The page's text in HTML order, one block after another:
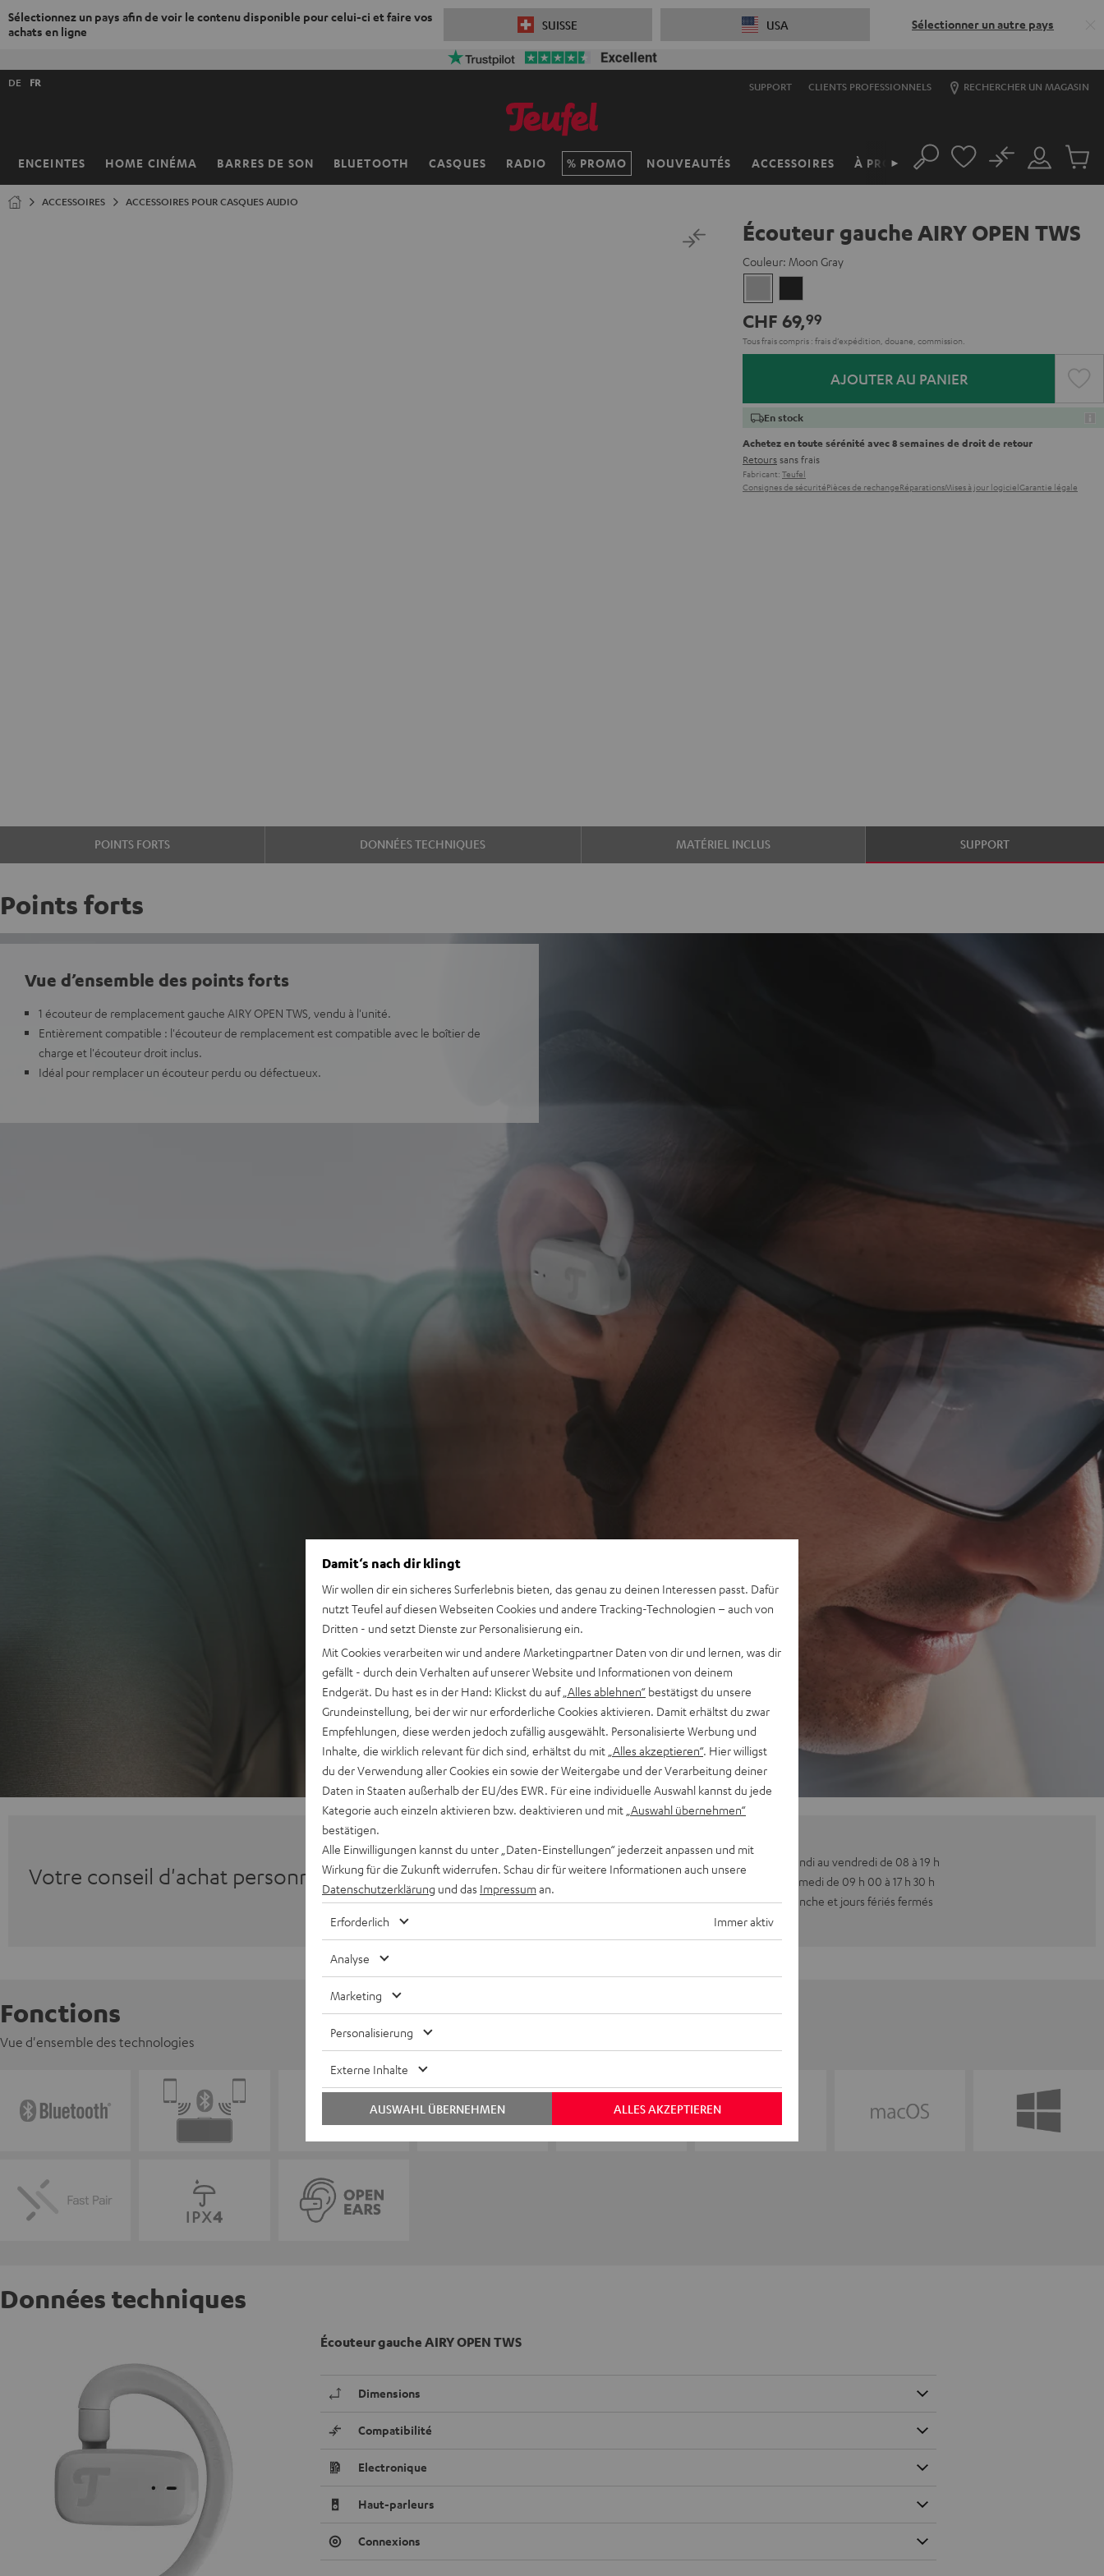
Sélectionnez un pays afin de voir le contenu disponible pour celui-ci et faire vos
achats en ligne
SUISSE USA Sélectionner un autre pays
SUPPORT CLIENTS PROFESSIONNELS RECHERCHER UN MAGASIN
ENCEINTES HOME CINÉMA BARRES DE SON BLUETOOTH CASQUES RADIO PROMO NOUVEAUTÉS ACCESSOIRES À PROPOS
Choisissez
DE FR
►
Page
Rechercher
Mon
compte
No
ACCESSOIRES ACCESSOIRES POUR CASQUES AUDIO
Écouteur gauche AIRY OPEN TWS
Couleur: Moon Gray
Gray
CHF 69,99
Tous frais compris : frais d’expédition, douane, commission.
AJOUTER AU PANIER
En stock
Achetez en toute sérénité avec 8 semaines de droit de retour
Retourssans frais
Fabricant: Teufel
Consignes de sécuritéPièces de rechangeRéparationsMises à jour logicielGarantie légale
POINTS FORTS DONNÉES TECHNIQUES MATÉRIEL INCLUS SUPPORT
Points forts
Vue d’ensemble des points forts
1 écouteur de remplacement gauche AIRY OPEN TWS, vendu à l'unité.
Entièrement compatible : l'écouteur de remplacement est compatible avec le boîtier de
charge et l'écouteur droit inclus.
Idéal pour remplacer un écouteur perdu ou défectueux.
Votre conseil d'achat personnalisé +41 435084083
Du lundi au vendredi de 08 à 19 h
Le samedi de 09 h 00 à 17 h 30 h
Dimanche et jours fériés fermés
Fonctions
Vue d'ensemble des technologies
Données techniques
Écouteur gauche AIRY OPEN TWS
Dimensions
Compatibilité
Electronique
Haut-parleurs
Connexions
Damit‘s nach dir klingt
Wir wollen dir ein sicheres Surferlebnis bieten, das genau zu deinen Interessen passt. Dafür
nutzt Teufel auf diesen Webseiten Cookies und andere Tracking-Technologien – auch von
Dritten - und setzt Dienste zur Personalisierung ein.
Mit Cookies verarbeiten wir und andere Marketingpartner Daten von dir und lernen, was dir
gefällt - durch dein Verhalten auf unserer Website und Informationen von deinem
Endgerät. Du hast es in der Hand: Klickst du auf „Alles ablehnen“ bestätigst du unsere
Grundeinstellung, bei der wir nur erforderliche Cookies aktivieren. Damit erhältst du zwar
Empfehlungen, diese werden jedoch zufällig ausgewählt. Personalisierte Werbung und
Inhalte, die wirklich relevant für dich sind, erhältst du mit „Alles akzeptieren“. Hier willigst
du der Verwendung aller Cookies ein sowie der Weitergabe und der Verarbeitung deiner
Daten in Staaten außerhalb der EU/des EWR. Für eine individuelle Auswahl kannst du jede
Kategorie auch einzeln aktivieren bzw. deaktivieren und mit „Auswahl übernehmen“
bestätigen.
Alle Einwilligungen kannst du unter „Daten-Einstellungen“ jederzeit anpassen und mit
Wirkung für die Zukunft widerrufen. Schau dir für weitere Informationen auch unsere
Datenschutzerklärung und das Impressum an.
Erforderlich Immer aktiv
Analyse
Marketing
Personalisierung
Externe Inhalte
ALLES AKZEPTIEREN
AUSWAHL ÜBERNEHMEN